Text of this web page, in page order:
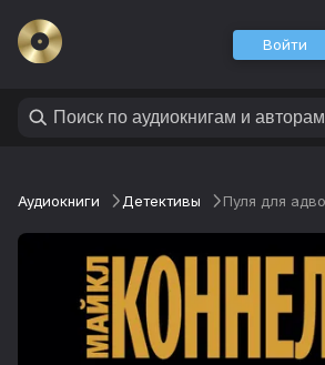
Войти
Аудиокниги Детективы Пуля для